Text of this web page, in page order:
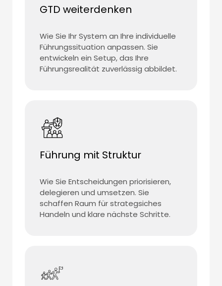
GTD weiterdenken
Wie Sie Ihr System an Ihre individuelle
Führungssituation anpassen. Sie
entwickeln ein Setup, das Ihre
Führungsrealität zuverlässig abbildet.
Führung mit Struktur
Wie Sie Entscheidungen priorisieren,
delegieren und umsetzen. Sie
schaffen Raum für strategsiches
Handeln und klare nächste Schritte.